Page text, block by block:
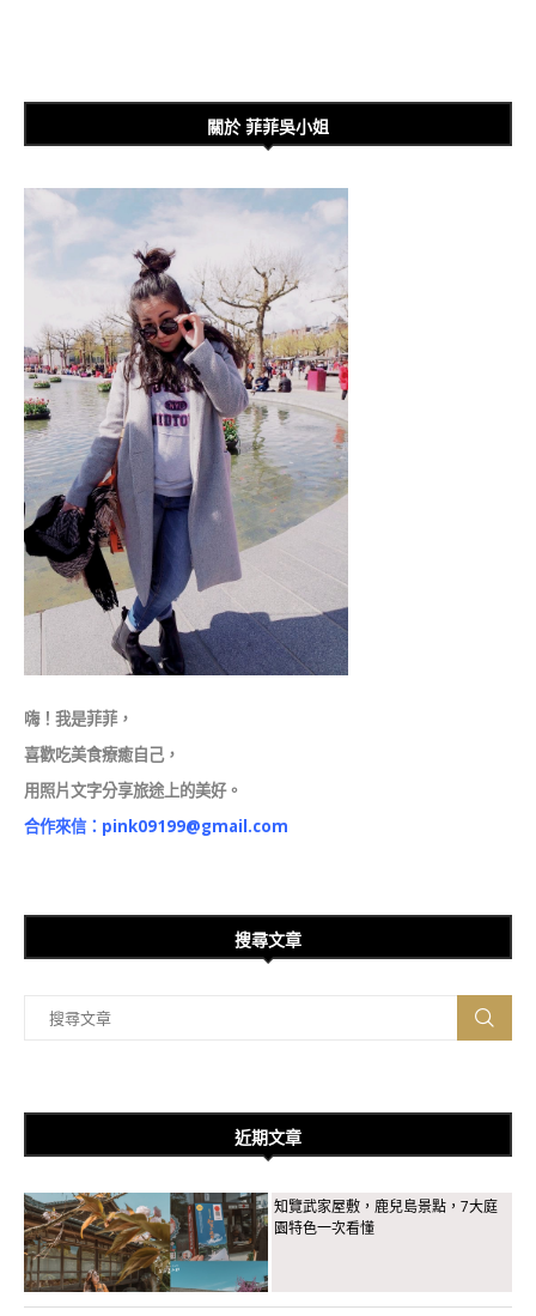
關於 菲菲吳小姐
嗨！我是菲菲，
喜歡吃美食療癒自己，
用照片文字分享旅途上的美好。
合作來信： pink09199@gmail.com
搜尋文章
近期文章
知覽武家屋敷，鹿兒島景點，7大庭
園特色一次看懂